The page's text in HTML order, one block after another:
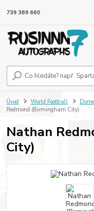
739 369 660
Úvod World Football
Redmond (Birmingham City)
Nathan
City)